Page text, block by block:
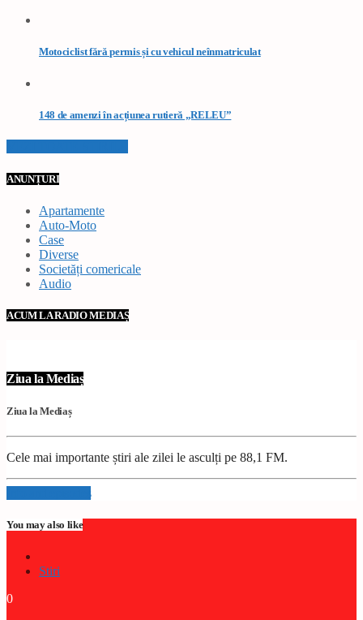
Motociclist fără permis și cu vehicul neînmatriculat
148 de amenzi în acțiunea rutieră „RELEU”
ANUNȚURI
Apartamente
Auto-Moto
Case
Diverse
Societăți comericale
Audio
ACUM LA RADIO MEDIAȘ
Ziua la Mediaș
Ziua la Mediaș
Cele mai importante știri ale zilei le asculți pe 88,1 FM.
Info and episodes
You may also like
Stiri
0